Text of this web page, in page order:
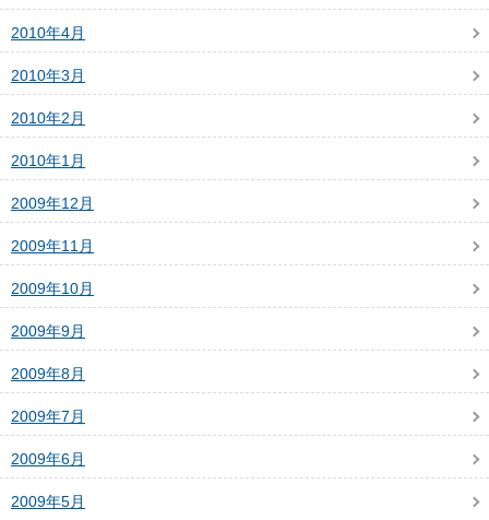
2010年4月
2010年3月
2010年2月
2010年1月
2009年12月
2009年11月
2009年10月
2009年9月
2009年8月
2009年7月
2009年6月
2009年5月